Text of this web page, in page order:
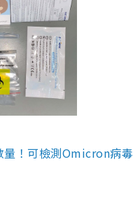
量！可檢測Omicron病毒